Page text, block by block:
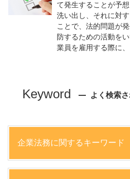
て発生することが予
洗い出し、それに対
ことで、法的問題が
防するための活動を
業員を雇用する際に
Keyword よく検索
企業法務に関するキーワード